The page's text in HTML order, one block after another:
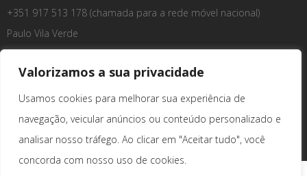
Valorizamos a sua privacidade
Usamos cookies para melhorar sua experiência de
navegação, veicular anúncios ou conteúdo personalizado e
analisar nosso tráfego. Ao clicar em "Aceitar tudo", você
concorda com nosso uso de cookies.
+351 917 513 178 (chamada para a rede móvel nacional)
Paulo Vila Verde